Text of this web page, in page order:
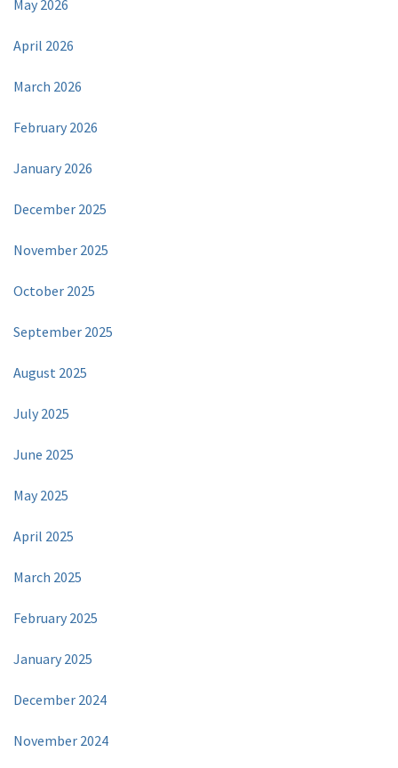
May 2026
April 2026
March 2026
February 2026
January 2026
December 2025
November 2025
October 2025
September 2025
August 2025
July 2025
June 2025
May 2025
April 2025
March 2025
February 2025
January 2025
December 2024
November 2024